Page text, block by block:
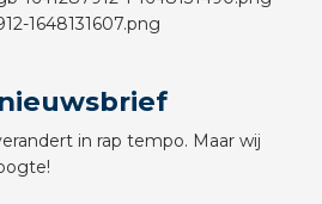
in rap tempo. Maar wij